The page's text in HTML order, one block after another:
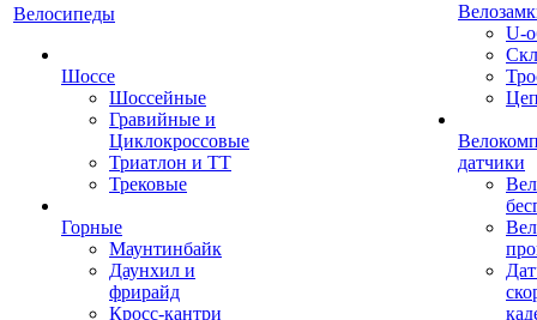
Велосипеды
Шоссе
Шоссейные
Гравийные и
Циклокроссовые
Триатлон и ТТ
Трековые
Горные
Маунтинбайк
Даунхил и
фрирайд
Кросс-кантри
U-
датчики